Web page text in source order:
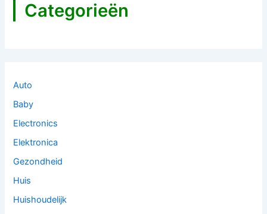
Categorieën
Auto
Baby
Electronics
Elektronica
Gezondheid
Huis
Huishoudelijk